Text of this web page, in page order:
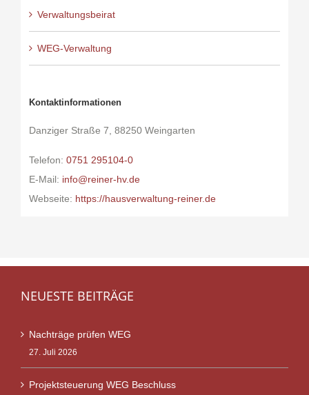
Verwaltungsbeirat
WEG-Verwaltung
Kontaktinformationen
Danziger Straße 7, 88250 Weingarten
Telefon: 0751 295104-0
E-Mail: info@reiner-hv.de
Webseite: https://hausverwaltung-reiner.de
NEUESTE BEITRÄGE
Nachträge prüfen WEG
27. Juli 2026
Projektsteuerung WEG Beschluss